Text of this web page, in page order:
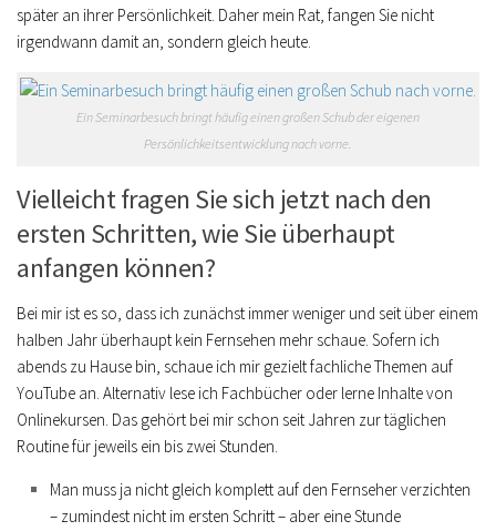
später an ihrer Persönlichkeit. Daher mein Rat, fangen Sie nicht
irgendwann damit an, sondern gleich heute.
Ein Seminarbesuch bringt häufig einen großen Schub der eigenen
Persönlichkeitsentwicklung nach vorne.
Vielleicht fragen Sie sich jetzt nach den
ersten Schritten, wie Sie überhaupt
anfangen können?
Bei mir ist es so, dass ich zunächst immer weniger und seit über einem
halben Jahr überhaupt kein Fernsehen mehr schaue. Sofern ich
abends zu Hause bin, schaue ich mir gezielt fachliche Themen auf
YouTube an. Alternativ lese ich Fachbücher oder lerne Inhalte von
Onlinekursen. Das gehört bei mir schon seit Jahren zur täglichen
Routine für jeweils ein bis zwei Stunden.
Man muss ja nicht gleich komplett auf den Fernseher verzichten
– zumindest nicht im ersten Schritt – aber eine Stunde